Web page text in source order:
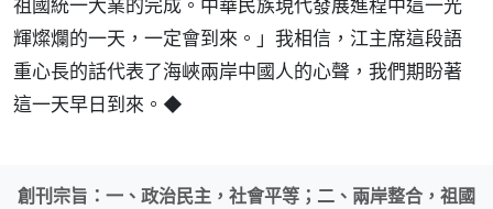
輝燦爛的一天，一定會到來。」我相信，江主席這段語
重心長的話代表了海峽兩岸中國人的心聲，我們期盼著
這一天早日到來。◆
創刊宗旨：一、政治民主，社會平等；二、兩岸整合，祖國